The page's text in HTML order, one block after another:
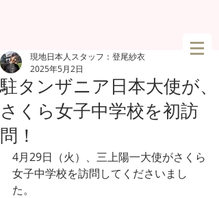
駐タンザニア日本大使が、
さくら女子中学校を初訪
問！
現地日本人スタッフ：登尾紗衣
2025年5月2日
4月29日（火）、三上陽一大使がさくら
女子中学校を訪問してくださいまし
た。